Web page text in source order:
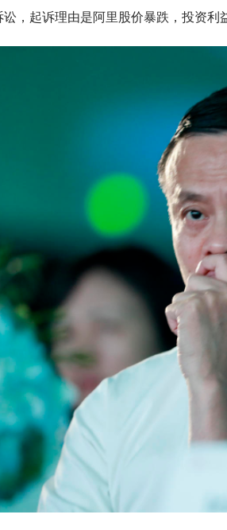
讼，起诉理由是阿里股价暴跌，投资利